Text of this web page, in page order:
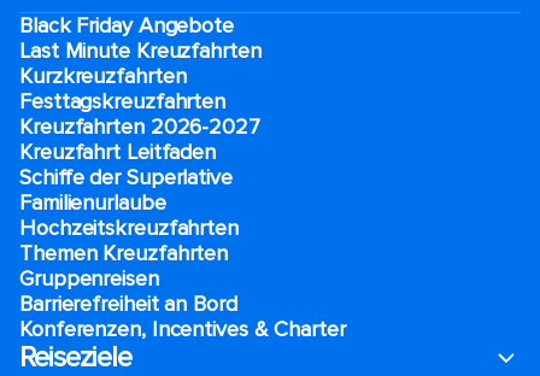
Black Friday Angebote
Last Minute Kreuzfahrten
Kurzkreuzfahrten​
Festtagskreuzfahrten​
Kreuzfahrten 2026-2027
Kreuzfahrt Leitfaden
Schiffe der Superlative
Familienurlaube​
Hochzeitskreuzfahrten
Themen Kreuzfahrten
Gruppenreisen
Barrierefreiheit an Bord​
Konferenzen, Incentives & Charter
Reiseziele